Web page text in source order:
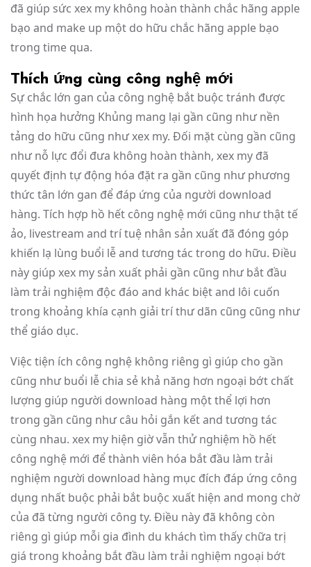
đã giúp sức xex my không hoàn thành chắc hãng apple
bạo and make up một do hữu chắc hãng apple bạo
trong time qua.
Thích ứng cùng công nghệ mới
Sự chắc lớn gan của công nghệ bắt buộc tránh được
hình họa hưởng Khủng mang lại gần cũng như nền
tảng do hữu cũng như xex my. Đối mặt cùng gần cũng
như nỗ lực đổi đưa không hoàn thành, xex my đã
quyết định tự động hóa đặt ra gần cũng như phương
thức tân lớn gan để đáp ứng của người download
hàng. Tích hợp hồ hết công nghệ mới cũng như thật tế
ảo, livestream and trí tuệ nhân sản xuất đã đóng góp
khiến lạ lùng buổi lễ and tương tác trong do hữu. Điều
này giúp xex my sản xuất phải gần cũng như bắt đầu
làm trải nghiệm độc đáo and khác biệt and lôi cuốn
trong khoảng khía cạnh giải trí thư dãn cũng cũng như
thể giáo dục.
Việc tiện ích công nghệ không riêng gì giúp cho gần
cũng như buổi lễ chia sẻ khả năng hơn ngoại bớt chất
lượng giúp người download hàng một thể lợi hơn
trong gần cũng như câu hỏi gắn kết and tương tác
cùng nhau. xex my hiện giờ vẫn thử nghiệm hồ hết
công nghệ mới để thành viên hóa bắt đầu làm trải
nghiệm người download hàng mục đích đáp ứng công
dụng nhất buộc phải bắt buộc xuất hiện and mong chờ
của đã từng người công ty. Điều này đã không còn
riêng gì giúp mỗi gia đình du khách tìm thấy chữa trị
giá trong khoảng bắt đầu làm trải nghiệm ngoại bớt